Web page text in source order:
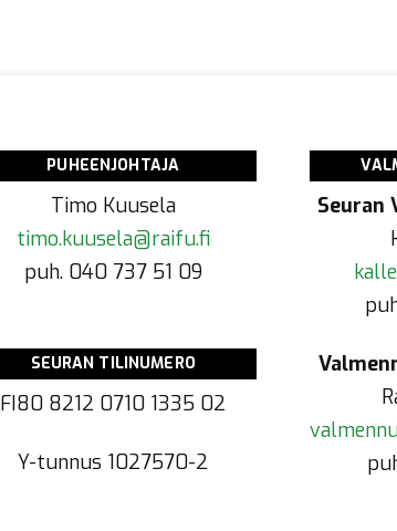
PUHEENJOHTAJA
Timo Kuusela
timo.kuusela@raifu.fi
puh. 040 737 51 09
SEURAN TILINUMERO
FI80 8212 0710 1335 02
Y-tunnus 1027570-2
Seuran